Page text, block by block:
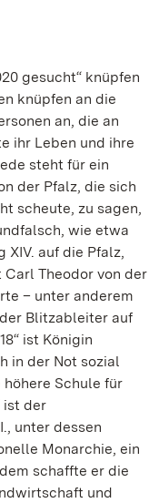
gesucht“ knüpfen
knüpfen an die
an, die an
ihr Leben und ihre
steht für ein
der Pfalz, die sich
scheute, zu sagen,
wie etwa
auf die Pfalz,
Carl Theodor von der
– unter anderem
Blitzableiter auf
ist Königin
in der Not sozial
Schule für
ist der
unter dessen
Monarchie, ein
schaffte er die
und